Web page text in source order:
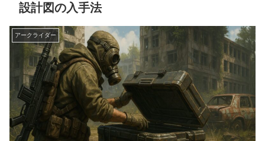
設計図の入手法
アークライダー